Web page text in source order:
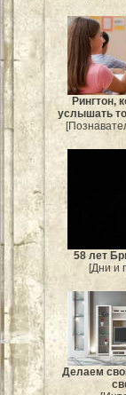
Рингтон,
услышать
58 лет
[Дни и
Делаем